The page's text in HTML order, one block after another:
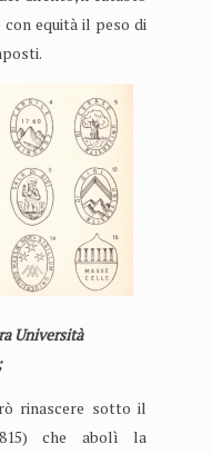
equità il peso di
Università
rinascere sotto il
che abolì la